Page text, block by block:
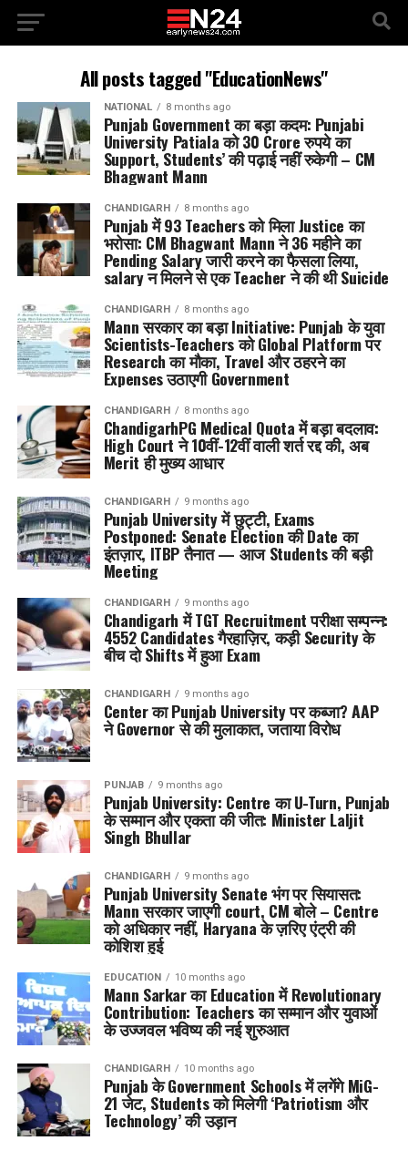
All posts tagged "EducationNews"
NATIONAL 8 months ago
Punjab Government का बड़ा कदम: Punjabi
University Patiala को 30 Crore रुपये का
Support, Students’ की पढ़ाई नहीं रुकेगी – CM
Bhagwant Mann
CHANDIGARH 8 months ago
Punjab में 93 Teachers को मिला Justice का
भरोसा: CM Bhagwant Mann ने 36 महीने का
Pending Salary जारी करने का फैसला लिया,
salary न मिलने से एक Teacher ने की थी Suicide
CHANDIGARH 8 months ago
Mann सरकार का बड़ा Initiative: Punjab के युवा
Scientists-Teachers को Global Platform पर
Research का मौका, Travel और ठहरने का
Expenses उठाएगी Government
CHANDIGARH 8 months ago
ChandigarhPG Medical Quota में बड़ा बदलाव:
High Court ने 10वीं-12वीं वाली शर्त रद्द की, अब
Merit ही मुख्य आधार
CHANDIGARH 9 months ago
Punjab University में छुट्टी, Exams
Postponed: Senate Election की Date का
इंतज़ार, ITBP तैनात — आज Students की बड़ी
Meeting
CHANDIGARH 9 months ago
Chandigarh में TGT Recruitment परीक्षा सम्पन्न:
4552 Candidates गैरहाज़िर, कड़ी Security के
बीच दो Shifts में हुआ Exam
CHANDIGARH 9 months ago
Center का Punjab University पर कब्जा? AAP
ने Governor से की मुलाकात, जताया विरोध
PUNJAB 9 months ago
Punjab University: Centre का U-Turn, Punjab
के सम्मान और एकता की जीत: Minister Laljit
Singh Bhullar
CHANDIGARH 9 months ago
Punjab University Senate भंग पर सियासत:
Mann सरकार जाएगी court, CM बोले – Centre
को अधिकार नहीं, Haryana के ज़रिए एंट्री की
कोशिश हुई
EDUCATION 10 months ago
Mann Sarkar का Education में Revolutionary
Contribution: Teachers का सम्मान और युवाओं
के उज्जवल भविष्य की नई शुरुआत
CHANDIGARH 10 months ago
Punjab के Government Schools में लगेंगे MiG-
21 जेट, Students को मिलेगी ‘Patriotism और
Technology’ की उड़ान